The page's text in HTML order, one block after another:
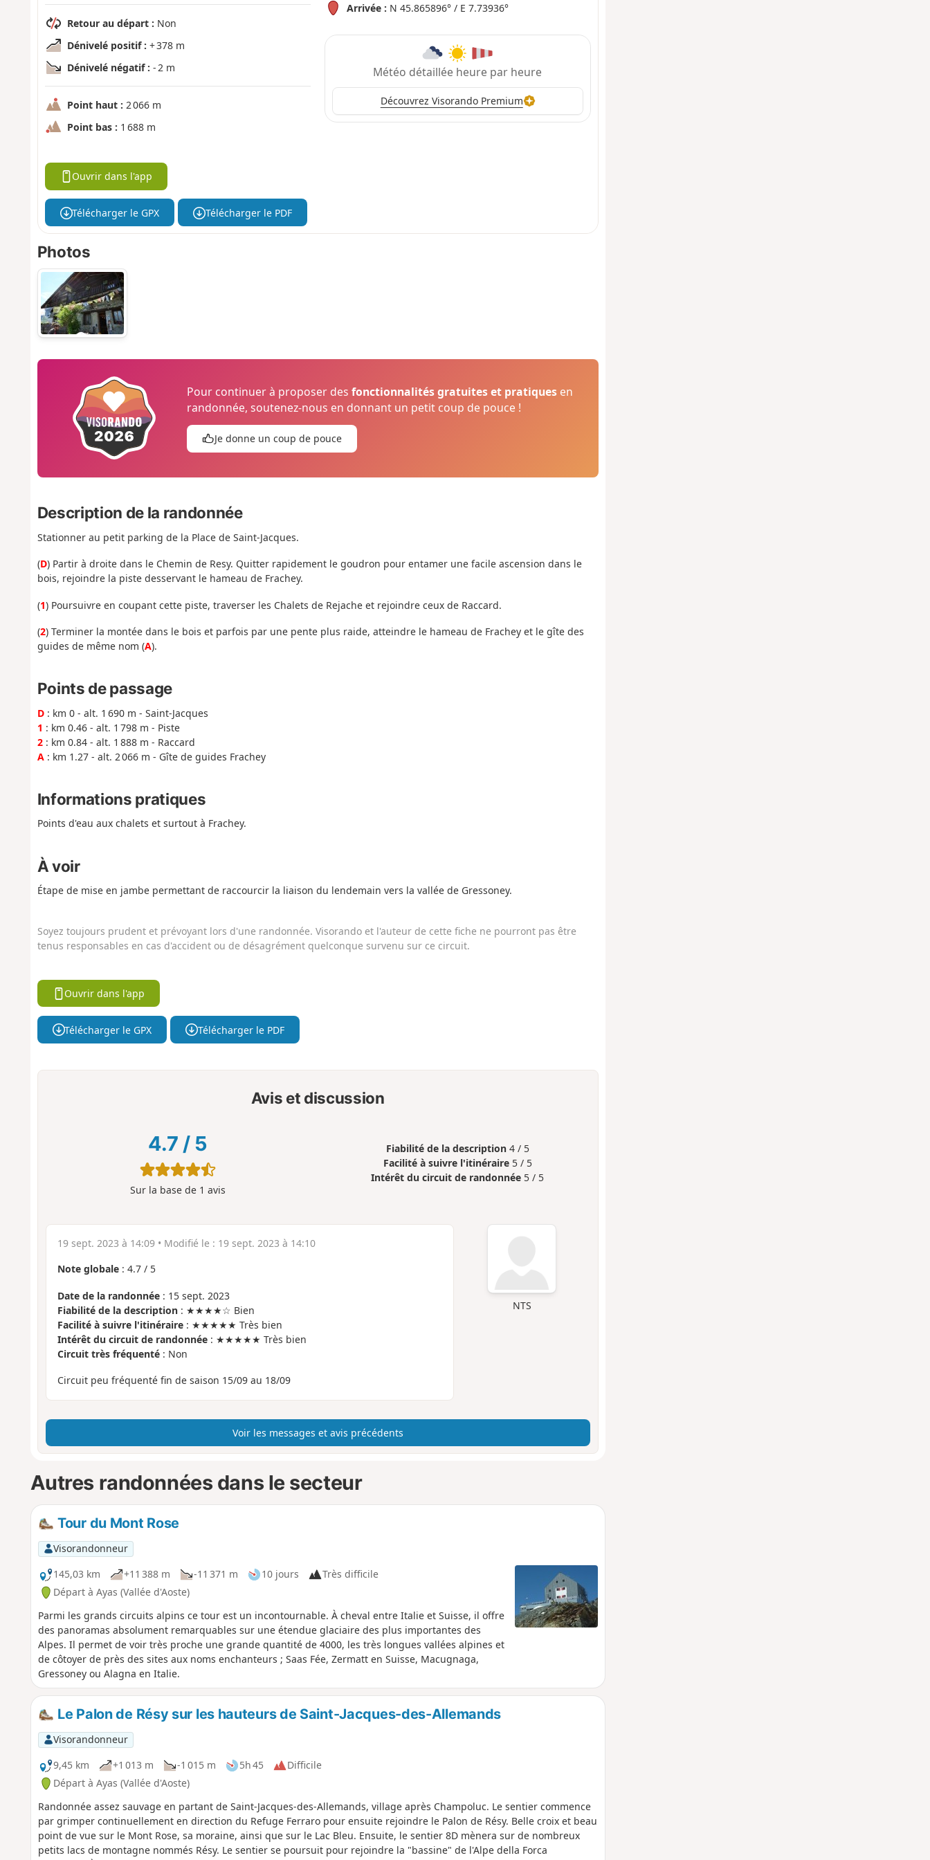
Retour au départ : Non
Dénivelé positif : + 378 m
Dénivelé négatif : - 2 m
Point haut : 2 066 m
Point bas : 1 688 m
Arrivée : N 45.865896° / E 7.73936°
Météo détaillée heure par heure
Découvrez Visorando Premium
Ouvrir dans l'app
Télécharger le GPX Télécharger le PDF
Photos
Pour continuer à proposer desfonctionnalités gratuites et pratiques en
randonnée, soutenez-nous en donnant un petit coup de pouce !
Je donne un coup de pouce
Description de la randonnée
Stationner au petit parking de la Place de Saint-Jacques.
(D) Partir à droite dans le Chemin de Resy. Quitter rapidement le goudron pour entamer une facile ascension dans le
bois, rejoindre la piste desservant le hameau de Frachey.
(1) Poursuivre en coupant cette piste, traverser les Chalets de Rejache et rejoindre ceux de Raccard.
(2) Terminer la montée dans le bois et parfois par une pente plus raide, atteindre le hameau de Frachey et le gîte des
guides de même nom (A).
Points de passage
D: km 0 - alt. 1 690 m - Saint-Jacques
1 : km 0.46 - alt. 1 798 m - Piste
2: km 0.84 - alt. 1 888 m - Raccard
A: km 1.27 - alt. 2 066 m - Gîte de guides Frachey
Informations pratiques
Points d'eau aux chalets et surtout à Frachey.
À voir
Étape de mise en jambe permettant de raccourcir la liaison du lendemain vers la vallée de Gressoney.
Soyez toujours prudent et prévoyant lors d'une randonnée. Visorando et l'auteur de cette fiche ne pourront pas être
tenus responsables en cas d'accident ou de désagrément quelconque survenu sur ce circuit.
Ouvrir dans l'app
Télécharger le GPX Télécharger le PDF
Avis et discussion
4.7 / 5
Sur la base de 1 avis
Fiabilité de la description 4 / 5
Facilité à suivre l'itinéraire 5 / 5
Intérêt du circuit de randonnée 5 / 5
NTS
19 sept. 2023 à 14:09• Modifié le : 19 sept. 2023 à 14:10
Note globale: 4.7/ 5
Date de la randonnée: 15 sept. 2023
Fiabilité de la description: ★★★★☆ Bien
Facilité à suivre l'itinéraire: ★★★★★ Très bien
Intérêt du circuit de randonnée: ★★★★★ Très bien
Circuit très fréquenté: Non
Circuit peu fréquenté fin de saison 15/09 au 18/09
Voir les messages et avis précédents
Autres randonnées dans le secteur
Tour du Mont Rose
Visorandonneur
145,03 km
+11 388 m -11 371 m 10 jours
Très difficile
Départ à Ayas (Vallée d'Aoste)
Parmi les grands circuits alpins ce tour est un incontournable. À cheval entre Italie et Suisse, il offre
des panoramas absolument remarquables sur une étendue glaciaire des plus importantes des
Alpes. Il permet de voir très proche une grande quantité de 4000, les très longues vallées alpines et
de côtoyer de près des sites aux noms enchanteurs ; Saas Fée, Zermatt en Suisse, Macugnaga,
Gressoney ou Alagna en Italie.
Le Palon de Résy sur les hauteurs de Saint-Jacques-des-Allemands
Visorandonneur
9,45 km
+1 013 m -1 015 m 5h 45
Difficile
Départ à Ayas (Vallée d'Aoste)
Randonnée assez sauvage en partant de Saint-Jacques-des-Allemands, village après Champoluc. Le sentier commence
par grimper continuellement en direction du Refuge Ferraro pour ensuite rejoindre le Palon de Résy. Belle croix et beau
point de vue sur le Mont Rose, sa moraine, ainsi que sur le Lac Bleu. Ensuite, le sentier 8D mènera sur de nombreux
petits lacs de montagne nommés Résy. Le sentier se poursuit pour rejoindre la "bassine" de l'Alpe della Forca